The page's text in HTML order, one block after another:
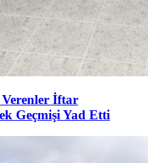
İftar
Geçmişi Yad Etti